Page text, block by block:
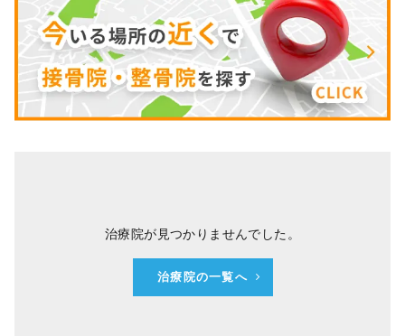
治療院が見つかりませんでした。
治療院の一覧へ